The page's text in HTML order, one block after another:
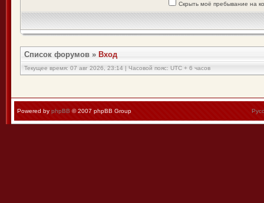
Скрыть моё пребывание на
Список форумов » Вход
Текущее время: 07 авг 2026, 23:14 | Часовой пояс: UTC + 6 часов
Powered by phpBB © 2007 phpBB Group